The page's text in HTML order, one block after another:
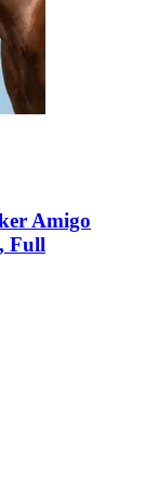
Amigo
Full